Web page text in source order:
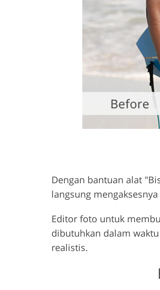
Dengan bantuan alat
langsung
Editor foto untuk
dibutuhkan dalam
realistis.